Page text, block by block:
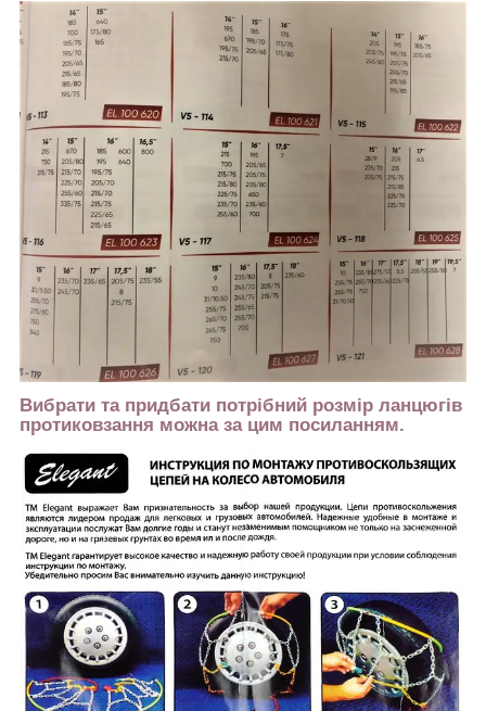
Вибрати та придбати потрібний розмір ланцюгів
протиковзання можна за цим посиланням.